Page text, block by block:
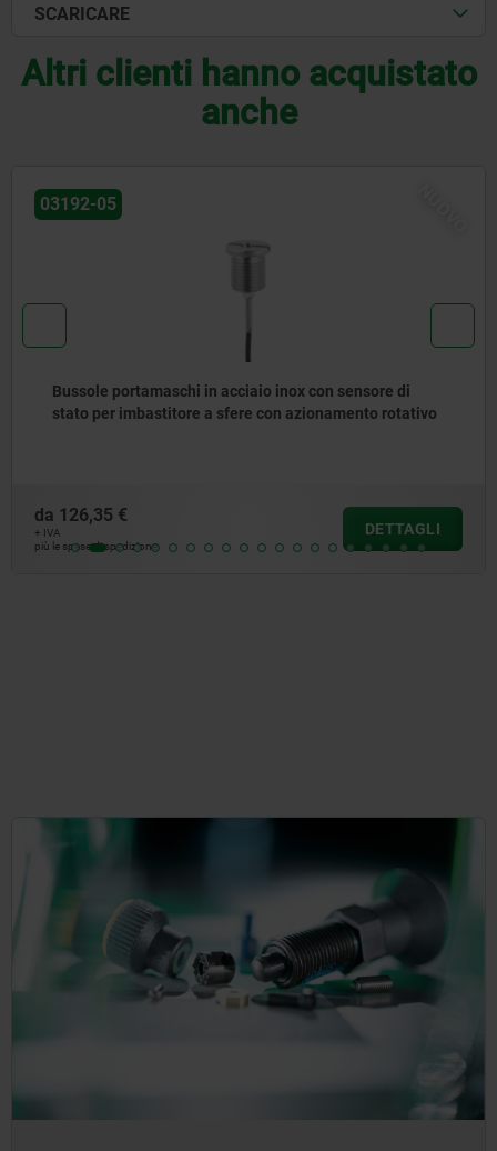
SCARICARE
Altri clienti hanno acquistato
anche
03197
Bussole portamaschi per imbastitore
da9,52 €
più le spese di spedizione
DETTAGLI